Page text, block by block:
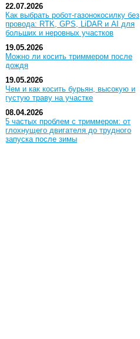
22.07.2026
Как выбрать робот-газонокосилку без
провода: RTK, GPS, LiDAR и AI для
больших и неровных участков
19.05.2026
Можно ли косить триммером после
дождя
19.05.2026
Чем и как косить бурьян, высокую и
густую траву на участке
08.04.2026
5 частых проблем с триммером: от
глохнущего двигателя до трудного
запуска после зимы